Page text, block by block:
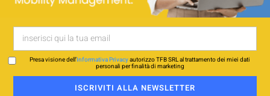
Presa visione dell’Informativa Privacyautorizzo TFB SRL al trattamento dei miei dati
personali per finalità di marketing
ISCRIVITI ALLA NEWSLETTER